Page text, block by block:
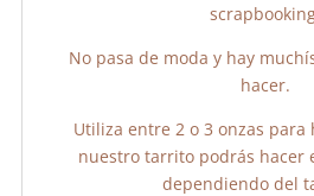
No pasa de moda y hay
hacer.
Utiliza entre 2 o 3 onzas para
nuestro tarrito podrás hacer
dependiendo del